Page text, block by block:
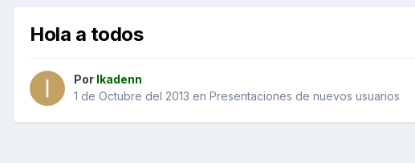
Hola a todos
Por Ikadenn
1 de Octubre del 2013 en Presentaciones de nuevos usuarios